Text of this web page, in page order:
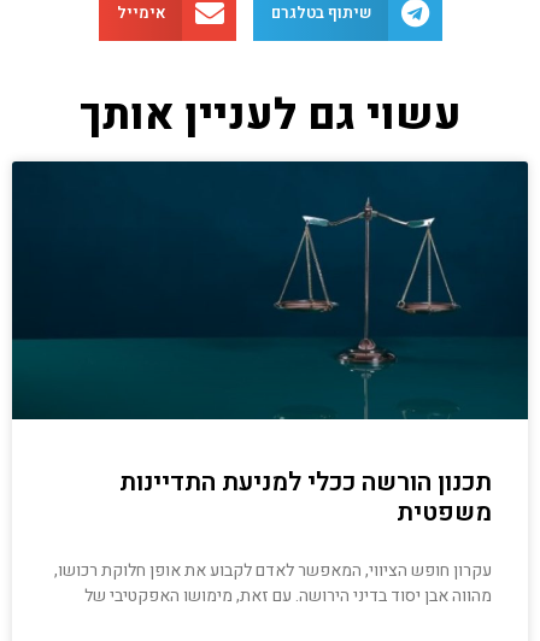
שיתוף בטלגרם אימייל
עשוי גם לעניין אותך
תכנון הורשה ככלי למניעת התדיינות
משפטית
עקרון חופש הציווי, המאפשר לאדם לקבוע את אופן חלוקת רכושו,
מהווה אבן יסוד בדיני הירושה. עם זאת, מימושו האפקטיבי של